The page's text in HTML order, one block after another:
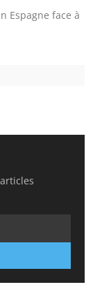
Espagne face à